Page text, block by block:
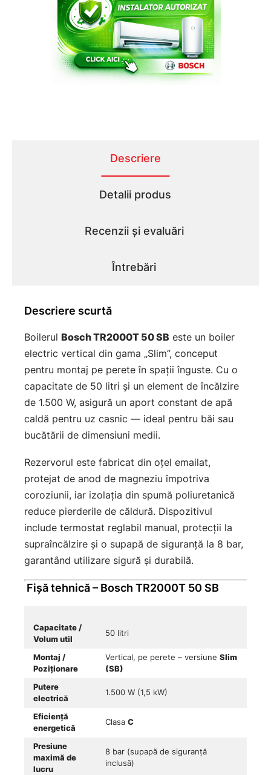
Descriere
Detalii produs
Recenzii și evaluări
Întrebări
Descriere scurtă
Boilerul Bosch TR2000T 50 SB este un boiler
electric vertical din gama „Slim”, conceput
pentru montaj pe perete în spații înguste. Cu o
capacitate de 50 litri și un element de încălzire
de 1.500 W, asigură un aport constant de apă
caldă pentru uz casnic — ideal pentru băi sau
bucătării de dimensiuni medii.
Rezervorul este fabricat din oțel emailat,
protejat de anod de magneziu împotriva
coroziunii, iar izolația din spumă poliuretanică
reduce pierderile de căldură. Dispozitivul
include termostat reglabil manual, protecții la
supraîncălzire și o supapă de siguranță la 8 bar,
garantând utilizare sigură și durabilă.
Fișă tehnică – Bosch TR2000T 50 SB
Capacitate /
Volum util
50 litri
Montaj /
Poziționare
Vertical, pe perete – versiune Slim
(SB)
Putere
electrică
1.500 W (1,5 kW)
Eficiență
energetică
Clasa C
Presiune
maximă de
lucru
8 bar (supapă de siguranță
inclusă)